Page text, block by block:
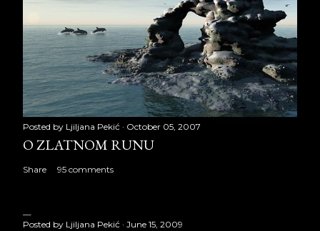
Posted by Ljiljana Pekić October 05, 2007
O ZLATNOM RUNU
Share 95 comments
Posted by Ljiljana Pekić June 15, 2009